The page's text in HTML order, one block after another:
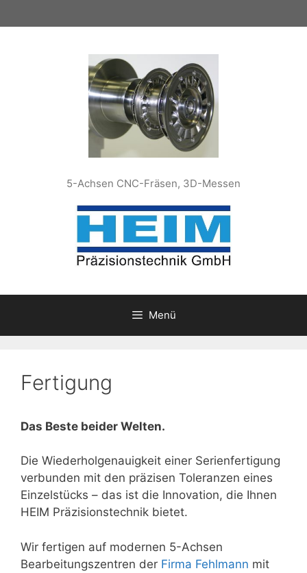
Inhalt
5-Achsen CNC-Fräsen, 3D-Messen
Menü
Fertigung
Das Beste beider Welten.
Die Wiederholgenauigkeit einer Serienfertigung
verbunden mit den präzisen Toleranzen eines
Einzelstücks – das ist die Innovation, die Ihnen
HEIM Präzisionstechnik bietet.
Wir fertigen auf modernen 5-Achsen
Bearbeitungszentren der Firma Fehlmann mit